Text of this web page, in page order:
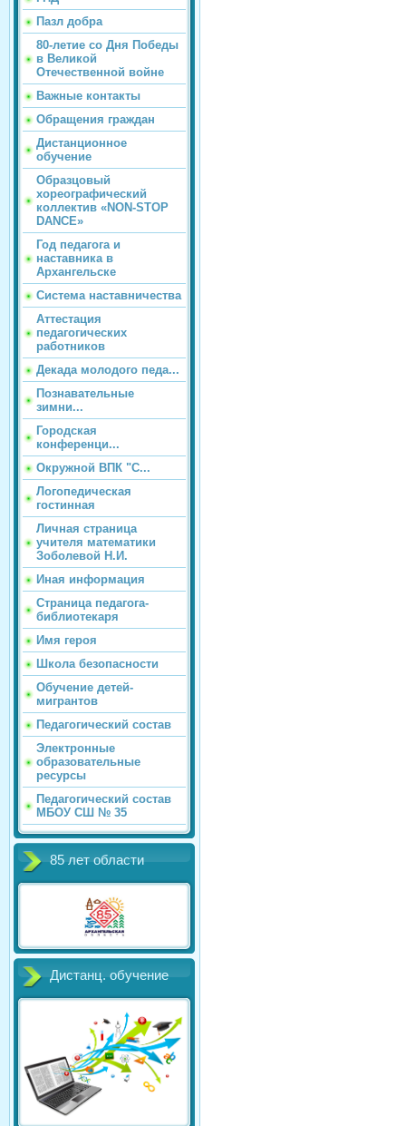
Пазл добра
80-летие со Дня Победы
в Великой
Отечественной войне
Важные контакты
Обращения граждан
Дистанционное
обучение
Образцовый
хореографический
коллектив «NON-STOP
DANCE»
Год педагога и
наставника в
Архангельске
Система наставничества
Аттестация
педагогических
работников
Декада молодого педа...
Познавательные
зимни...
Городская
конференци...
Окружной ВПК "С...
Логопедическая
гостинная
Личная страница
учителя математики
Зоболевой Н.И.
Иная информация
Страница педагога-
библиотекаря
Имя героя
Школа безопасности
Обучение детей-
мигрантов
Педагогический состав
Электронные
образовательные
ресурсы
Педагогический состав
МБОУ СШ № 35
85 лет области
Дистанц. обучение